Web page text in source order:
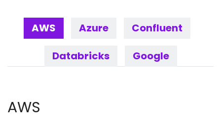
AWS Azure Confluent
Databricks Google
AWS